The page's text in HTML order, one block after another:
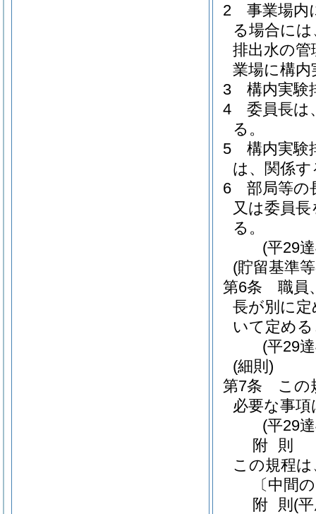
2
事業場内
る場合には
排出水の
業場に構内
3
構内実験
4
委員長は
る。
5
構内実験
は、関係
6
部局等の
又は委員
る。
(平29
(貯留基準
第6条
職員
長が別に
いて定め
(平29
(細則)
第7条
この
必要な事
(平29
附 則
この規程
〔中間
附 則 (